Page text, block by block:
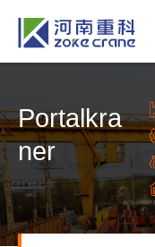
Portalkra
ner